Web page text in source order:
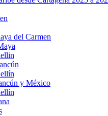
del Carmen
y México